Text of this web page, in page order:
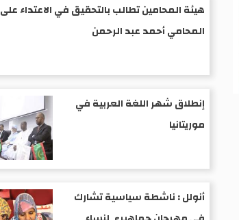
هيئة المحامين تطالب بالتحقيق في الاعتداء على
المحامي أحمد عبد الرحمن
إنطلاق شهر اللغة العربية في
موريتانيا
أنولل : ناشطة سياسية تشارك